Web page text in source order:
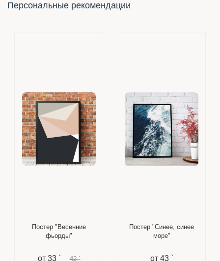
Персональные рекомендации
Постер "Весенние
фьорды"
от 33 ` 42 `
Постер "Синее, синее
море"
от 43 `